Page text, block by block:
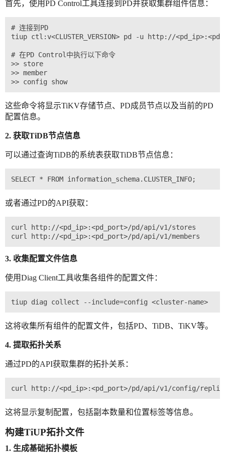
首先，使用PD Control工具连接到PD并获取集群组件信息：
# 连接到PD
tiup ctl:v<CLUSTER_VERSION> pd -u http://
# 在PD Control中执行以下命令
>> store
>> member
这些命令将显示TiKV存储节点、PD成员节点以及当前的PD
配置信息。
2. 获取TiDB节点信息
可以通过查询TiDB的系统表获取TiDB节点信息：
或者通过PD的API获取：
curl http://<pd_ip>:<pd_port>/pd/api/v1/stores
3. 收集配置文件信息
使用Diag Client工具收集各组件的配置文件：
这将收集所有组件的配置文件，包括PD、TiDB、TiKV等。
4. 提取拓扑关系
通过PD的API获取集群的拓扑关系：
这将显示复制配置，包括副本数量和位置标签等信息。
构建TiUP拓扑文件
1. 生成基础拓扑模板